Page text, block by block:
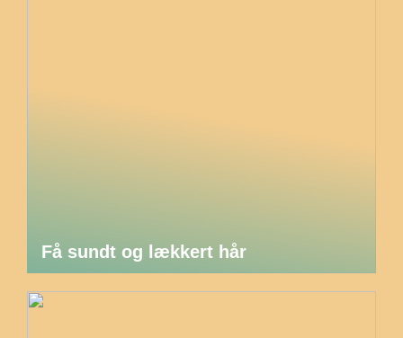
Få sundt og lækkert hår